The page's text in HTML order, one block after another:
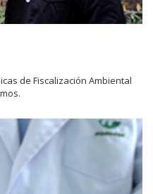
de Fiscalización Ambiental